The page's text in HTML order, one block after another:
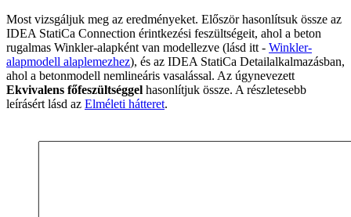
Most vizsgáljuk meg az eredményeket. Először hasonlítsuk össze az
IDEA StatiCa Connection érintkezési feszültségeit, ahol a beton
rugalmas Winkler-alapként van modellezve (lásd itt - Winkler-
alapmodell alaplemezhez), és az IDEA StatiCa Detailalkalmazásban,
ahol a betonmodell nemlineáris vasalással. Az úgynevezett
Ekvivalens főfeszültséggel hasonlítjuk össze. A részletesebb
leírásért lásd az Elméleti hátteret.